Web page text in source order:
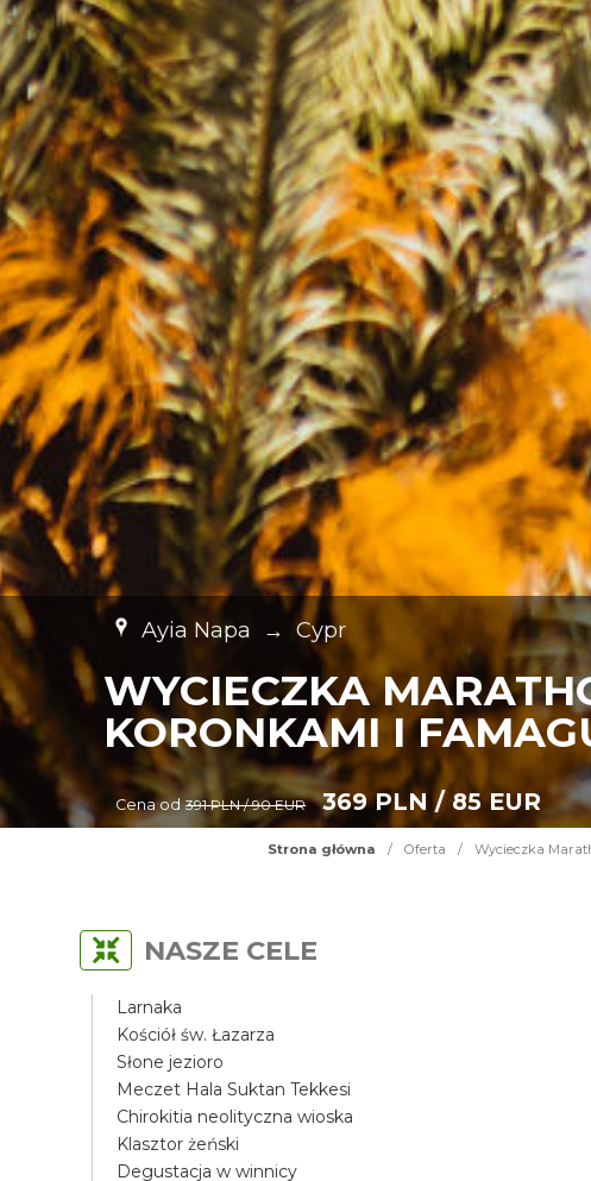
Ayia Napa → Cypr
WYCIECZKA
KORONKAMI I
Cena od 391 PLN / 90 EUR 369 PLN / 85 EUR
Strona główna / Oferta / Wycieczka
NASZE CELE
Larnaka
Kościół św. Łazarza
Słone jezioro
Meczet Hala Suktan Tekkesi
Chirokitia neolityczna wioska
Klasztor żeński
Degustacja w winnicy